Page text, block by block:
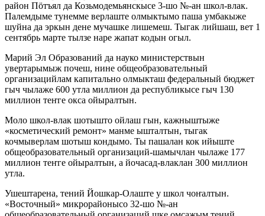
район Пӧтъял да Козьмодемьянскысе 3-шо №-ан школ-влак.
Палемдыме тунемме верлаште олмыктымо паша умбакыже
шуйна да эркын дене мучашке лишемеш. Тыгак лийшаш, вет 1
сентябрь марте тылзе наре жапат кодын огыл.
Марий Эл Образований да науко министерствын
увертарымыж почеш, нине общеобразовательный
организацийлам капитально олмыкташ федеральный бюджет
гыч чылаже 600 утла миллион да республикысе гыч 130
миллион теҥге окса ойыралтын.
Моло школ-влак шотышто ойлаш гын, кажныштыже
«косметический ремонт» манме ышталтын, тыгак
кочмыверлам шотыш кондымо. Ты пашалан кок ийыште
общеобразовательный организаций-шамычлан чылаже 177
миллион теҥге ойыралтын, а йочасад-влаклан 300 миллион
утла.
Ушештарена, тений Йошкар-Олаште у школ чоҥалтын.
«Восточный» микрорайонысо 32-шо №-ан